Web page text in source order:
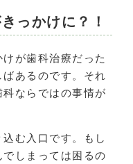
っかけに？！
が歯科治療だった
あるのです。それ
ならではの事情が
む入口です。もし
しまっては困るの